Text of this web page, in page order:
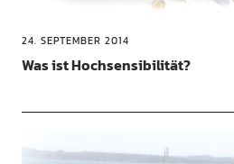
24. SEPTEMBER 2014
Was ist Hochsensibilität?